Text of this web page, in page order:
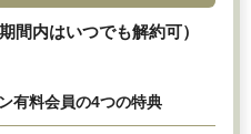
間内はいつでも解約可）
有料会員の4つの特典